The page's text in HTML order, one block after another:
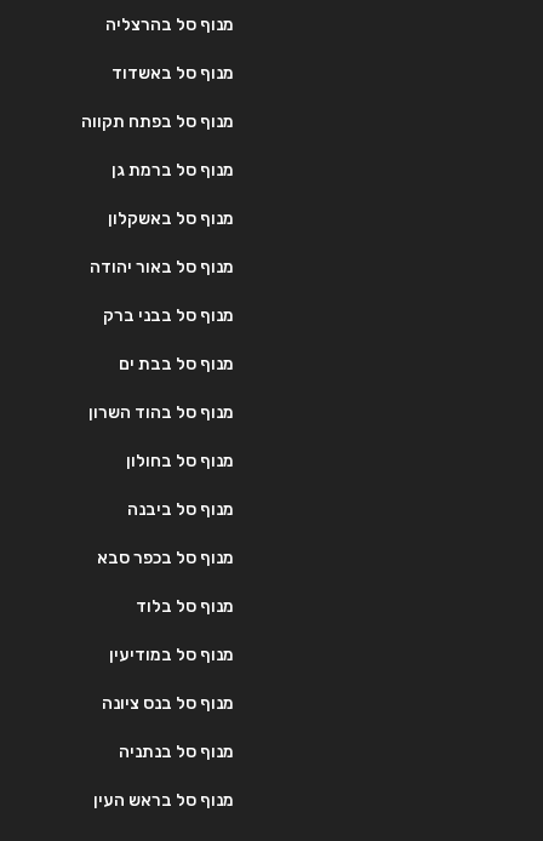
מנוף סל בהרצליה
מנוף סל באשדוד
מנוף סל בפתח תקווה
מנוף סל ברמת גן
מנוף סל באשקלון
מנוף סל באור יהודה
מנוף סל בבני ברק
מנוף סל בבת ים
מנוף סל בהוד השרון
מנוף סל בחולון
מנוף סל ביבנה
מנוף סל בכפר סבא
מנוף סל בלוד
מנוף סל במודיעין
מנוף סל בנס ציונה
מנוף סל בנתניה
מנוף סל בראש העין